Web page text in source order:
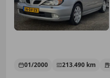
01/2000 213.490 km